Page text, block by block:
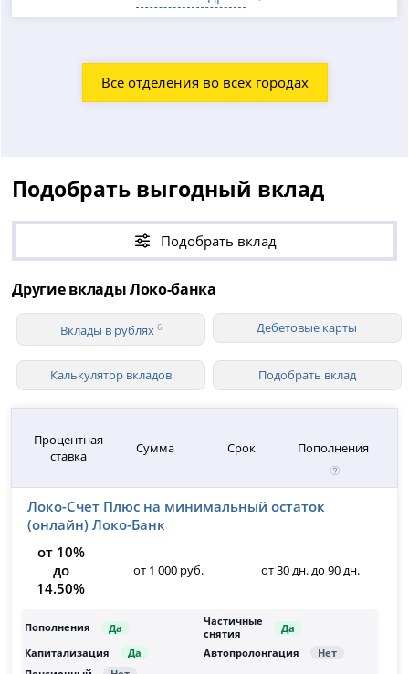
Все отделения во всех городах
Подобрать выгодный вклад
Подобрать вклад
Другие вклады Локо-банка
Вклады в рублях 6 Дебетовые карты
Калькулятор вкладов Подобрать вклад
Процентная
ставка
Сумма Срок Пополнения
Локо-Счет Плюс на минимальный остаток
(онлайн) Локо-Банк
от 10%
до
14.50%
от 1 000 руб. от 30 дн. до 90 дн.